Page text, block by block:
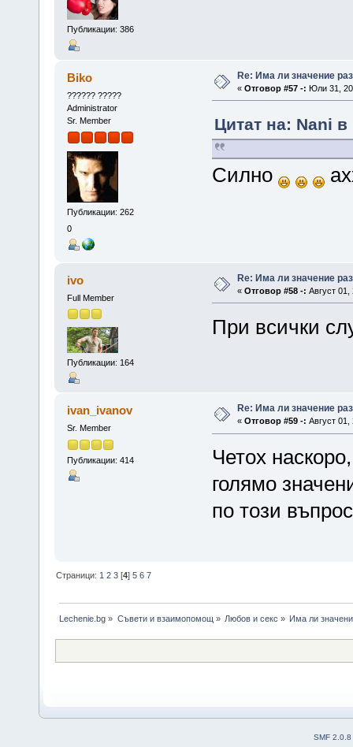
Публикации: 386
Biko
?????? ?????
Administrator
Sr. Member
Публикации: 262
0
Re: Има ли значение
« Отговор #57 -: Юли 31,
Цитат на: Nani
Силно
ivo
Full Member
Публикации: 164
Re: Има ли значение
« Отговор #58 -: Август
При всички
ivan_ivanov
Sr. Member
Публикации: 414
Re: Има ли значение
« Отговор #59 -: Август
Четох
голямо
по този
Страници:1 2 3 [4]5 6 7
Lechenie.bg » Съвети и взаимопомощ» Любов и секс » Има ли
SMF 2.0.8